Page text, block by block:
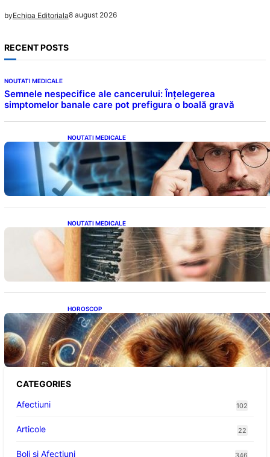
byEchipa Editoriala8 august 2026
RECENT POSTS
NOUTATI MEDICALE
Semnele nespecifice ale cancerului: Înțelegerea
simptomelor banale care pot prefigura o boală gravă
NOUTATI MEDICALE
Inteligența dincolo de note: Semnele unui IQ
ridicat care nu țin de școală
NOUTATI MEDICALE
Semnele unei deficiențe de proteine:
Impactul asupra sănătății tale
HOROSCOP
Portalul Leului 8/8: Oportunități de
Abundență pentru Cinci Zodii în 2026
CATEGORIES
Afectiuni
102
Articole 22
Boli și Afecțiuni 346